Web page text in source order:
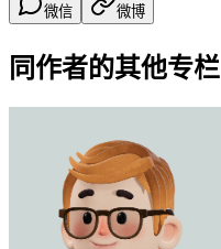
微信 微博
同作者的其他专栏